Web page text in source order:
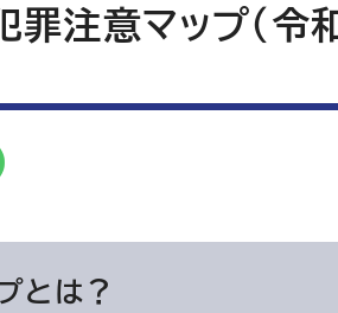
注意マップ（令
とは？